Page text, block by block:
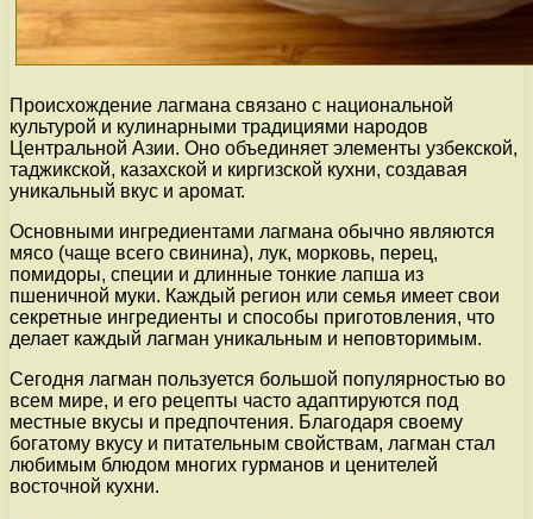
Происхождение лагмана связано с национальной
культурой и кулинарными традициями народов
Центральной Азии. Оно объединяет элементы узбекской,
таджикской, казахской и киргизской кухни, создавая
уникальный вкус и аромат.
Основными ингредиентами лагмана обычно являются
мясо (чаще всего свинина), лук, морковь, перец,
помидоры, специи и длинные тонкие лапша из
пшеничной муки. Каждый регион или семья имеет свои
секретные ингредиенты и способы приготовления, что
делает каждый лагман уникальным и неповторимым.
Сегодня лагман пользуется большой популярностью во
всем мире, и его рецепты часто адаптируются под
местные вкусы и предпочтения. Благодаря своему
богатому вкусу и питательным свойствам, лагман стал
любимым блюдом многих гурманов и ценителей
восточной кухни.